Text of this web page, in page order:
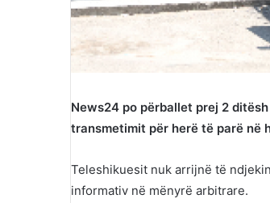
News24 po përballet prej 2
transmetimit për herë të parë në
Teleshikuesit nuk arrijnë të
informativ në mënyrë arbitrare.